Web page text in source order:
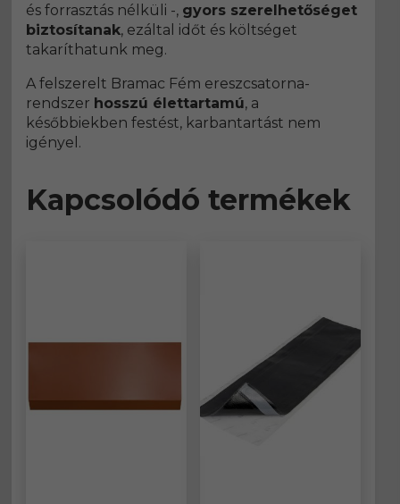
és forrasztás nélküli -, gyors szerelhetőséget
biztosítanak, ezáltal időt és költséget
takaríthatunk meg.
A felszerelt Bramac Fém ereszcsatorna-
rendszer hosszú élettartamú, a
későbbiekben festést, karbantartást nem
igényel.
Kapcsolódó termékek